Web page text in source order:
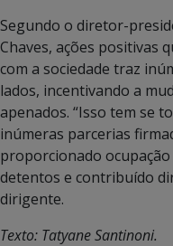
Segundo o diretor-
Chaves, ações positivas
com a sociedade traz
lados, incentivando a
apenados. “Isso tem se
inúmeras parcerias
proporcionado
detentos e contribuído
dirigente.
Texto: Tatyane Santinoni.